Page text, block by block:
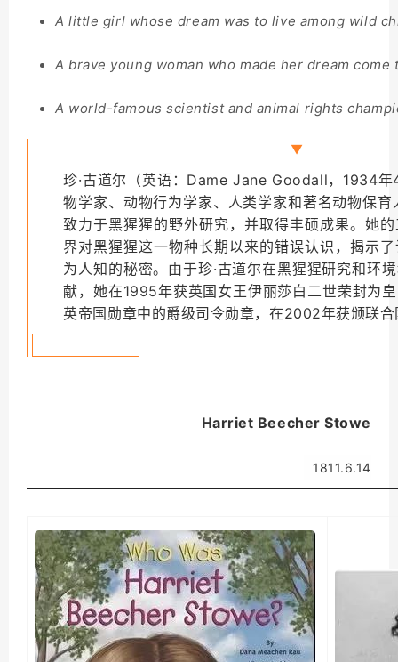
A little girl whose dream was to live among wild
A brave young woman who made her dream come
A world-famous scientist and animal rights
▼
珍·古道尔（英语：Dame Jane Goodall，1934
物学家、动物行为学家、人类学家和著名动物保育
致力于黑猩猩的野外研究，并取得丰硕成果。她
界对黑猩猩这一物种长期以来的错误认识，揭示
为人知的秘密。由于珍·古道尔在黑猩猩研究和环
献，她在1995年获英国女王伊丽莎白二世荣封为
英帝国勋章中的爵级司令勋章，在2002年获颁联
Harriet Beecher Stowe
1811.6.14